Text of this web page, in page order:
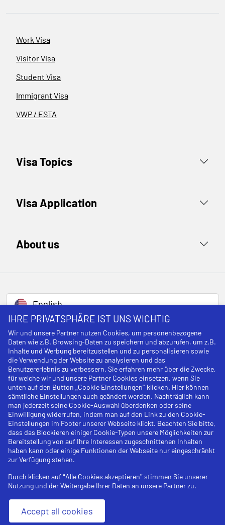
Work Visa
Visitor Visa
Student Visa
Immigrant Visa
VWP / ESTA
Visa Topics
Visa Application
About us
English
Legal notice
Cancellation policy
Privacy Policy
Terms and Conditions
Cookies
IHRE PRIVATSPHÄRE IST UNS WICHTIG
Wir und unsere Partner nutzen Cookies, um personenbezogene
Daten wie z.B. Browsing-Daten zu speichern und abzurufen, um z.B.
Inhalte und Werbung bereitzustellen und zu personalisieren sowie
die Verwendung der Website zu analysieren und das
Benutzererlebnis zu verbessern. Sie erfahren mehr über die Zwecke,
für welche wir und unsere Partner Cookies einsetzen, wenn Sie
unten auf den Button „Cookie Einstellungen“ klicken. Hier können
sämtliche Einstellungen auch geändert werden. Nachträglich kann
man jederzeit seine Cookie-Auswahl überdenken oder seine
Einwilligung widerrufen, indem man auf den Link zu den Cookie-
Einstellungen im Footer unserer Webseite klickt. Beachten Sie bitte,
dass das Blockieren einiger Cookie-Typen unsere Möglichkeiten zur
Bereitstellung von auf Ihre Interessen zugeschnittenen Inhalten
haben kann oder einige Funktionen der Webseite nur eingeschränkt
zur Verfügung stehen.
Durch klicken auf “Alle Cookies akzeptieren” stimmen Sie unserer
Nutzung und der Weitergabe Ihrer Daten an unsere Partner zu.
Accept all cookies